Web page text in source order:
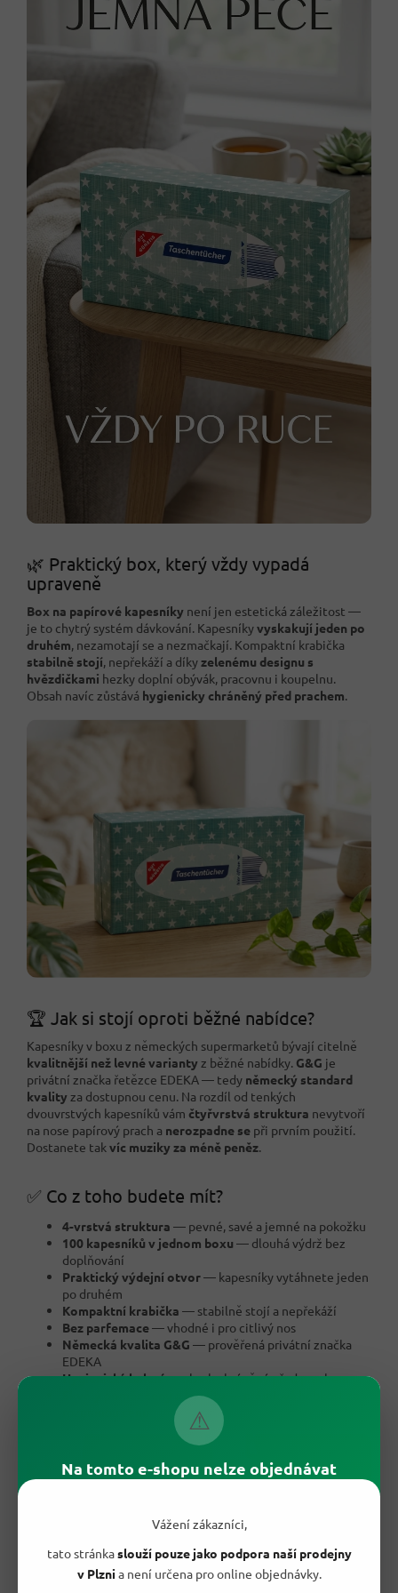
⚠
Na tomto e-shopu nelze objednávat
Vážení zákazníci,
tato stránkaslouží pouze jako podpora naší prodejny
v Plznia není určena pro online objednávky.
🌿 Praktický box, který vždy vypadá
upraveně
Box na papírové kapesníky není jen estetická záležitost —
je to chytrý systém dávkování. Kapesníkyvyskakují jeden po
druhém, nezamotají se a nezmačkají. Kompaktní krabička
stabilně stojí, nepřekáží a díkyzelenému designu s
hvězdičkami hezky doplní obývák, pracovnu i koupelnu.
Obsah navíc zůstává hygienicky chráněný před prachem.
🏆 Jak si stojí oproti běžné nabídce?
Kapesníky v boxu z německých supermarketů bývají citelně
kvalitnější než levné varianty z běžné nabídky. G&G je
privátní značka řetězce EDEKA — tedy německý standard
kvality za dostupnou cenu. Na rozdíl od tenkých
dvouvrstvých kapesníků vám čtyřvrstvá struktura nevytvoří
na nose papírový prach a nerozpadne se při prvním použití.
Dostanete takvíc muziky za méně peněz.
✅ Co z toho budete mít?
4-vrstvá struktura — pevné, savé a jemné na pokožku
100 kapesníků v jednom boxu — dlouhá výdrž bez
doplňování
Praktický výdejní otvor— kapesníky vytáhnete jeden
po druhém
Kompaktní krabička — stabilně stojí a nepřekáží
Bez parfemace— vhodné i pro citlivý nos
Německá kvalita G&G — prověřená privátní značka
EDEKA
Hygienické balení— obsah chráněný před prachem
Skvělý poměr ceny a kvality